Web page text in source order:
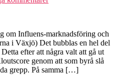
om Influens-marknadsföring och
i Växjö) Det bubblas en hel del
efter att några valt att gå ut
genom att som byrå slå
grepp. På samma […]